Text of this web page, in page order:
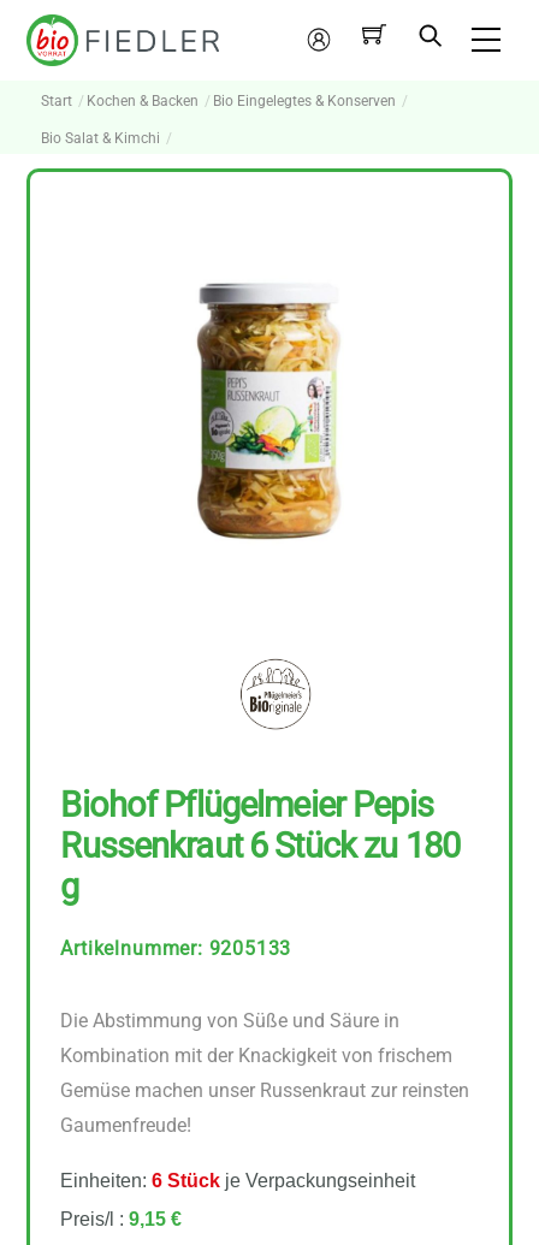
Skip
Mein
Konto
Start Kochen & Backen Bio Eingelegtes & Konserven
Bio Salat & Kimchi
Biohof Pflügelmeier Pepis
Russenkraut 6 Stück zu 180
g
Artikelnummer: 9205133
Die Abstimmung von Süße und Säure in
Kombination mit der Knackigkeit von frischem
Gemüse machen unser Russenkraut zur reinsten
Gaumenfreude!
Einheiten:6 Stück je Verpackungseinheit
Preis/l :9,15 €